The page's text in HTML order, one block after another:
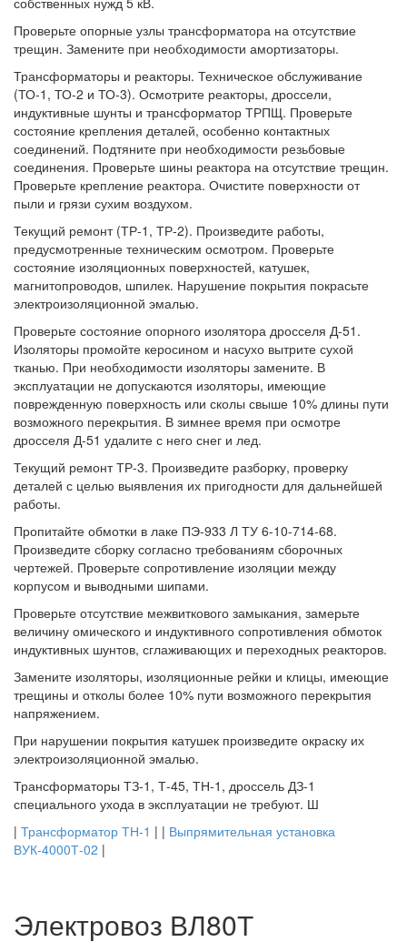
Проверьте опорные узлы трансформатора на отсутствие
трещин. Замените при необходимости амортизаторы.
Трансформаторы и реакторы. Техническое обслуживание
(ТО-1, ТО-2 и ТО-3). Осмотрите реакторы, дроссели,
индуктивные шунты и трансформатор ТРПЩ. Проверьте
состояние крепления деталей, особенно контактных
соединений. Подтяните при необходимости резьбовые
соединения. Проверьте шины реактора на отсутствие трещин.
Проверьте крепление реактора. Очистите поверхности от
пыли и грязи сухим воздухом.
Текущий ремонт (ТР-1, ТР-2). Произведите работы,
предусмотренные техническим осмотром. Проверьте
состояние изоляционных поверхностей, катушек,
магнитопроводов, шпилек. Нарушение покрытия покрасьте
электроизоляционной эмалью.
Проверьте состояние опорного изолятора дросселя Д-51.
Изоляторы промойте керосином и насухо вытрите сухой
тканью. При необходимости изоляторы замените. В
эксплуатации не допускаются изоляторы, имеющие
поврежденную поверхность или сколы свыше 10% длины пути
возможного перекрытия. В зимнее время при осмотре
дросселя Д-51 удалите с него снег и лед.
Текущий ремонт ТР-3. Произведите разборку, проверку
деталей с целью выявления их пригодности для дальнейшей
работы.
Пропитайте обмотки в лаке ПЭ-933 Л ТУ 6-10-714-68.
Произведите сборку согласно требованиям сборочных
чертежей. Проверьте сопротивление изоляции между
корпусом и выводными шипами.
Проверьте отсутствие межвиткового замыкания, замерьте
величину омического и индуктивного сопротивления обмоток
индуктивных шунтов, сглаживающих и переходных реакторов.
Замените изоляторы, изоляционные рейки и клицы, имеющие
трещины и отколы более 10% пути возможного перекрытия
напряжением.
При нарушении покрытия катушек произведите окраску их
электроизоляционной эмалью.
Трансформаторы ТЗ-1, Т-45, ТН-1, дроссель ДЗ-1
специального ухода в эксплуатации не требуют. Ш
| Трансформатор ТН-1 | | Выпрямительная установка
ВУК-4000Т-02 |
Электровоз ВЛ80Т